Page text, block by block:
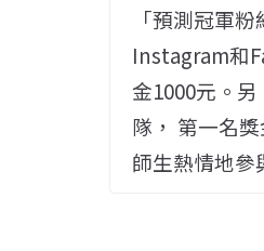
「預測冠軍
Instagram和
金1000元。
隊， 第一名
師生熱情地參